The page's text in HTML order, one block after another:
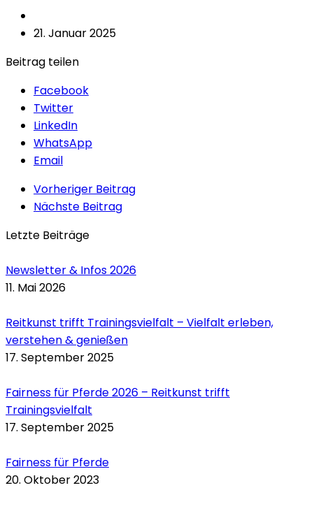
21. Januar 2025
Beitrag teilen
Facebook
Twitter
LinkedIn
WhatsApp
Email
Vorheriger Beitrag
Nächste Beitrag
Letzte Beiträge
Newsletter & Infos 2026
11. Mai 2026
Reitkunst trifft Trainingsvielfalt – Vielfalt erleben,
verstehen & genießen
17. September 2025
Fairness für Pferde 2026 – Reitkunst trifft
Trainingsvielfalt
17. September 2025
Fairness für Pferde
20. Oktober 2023